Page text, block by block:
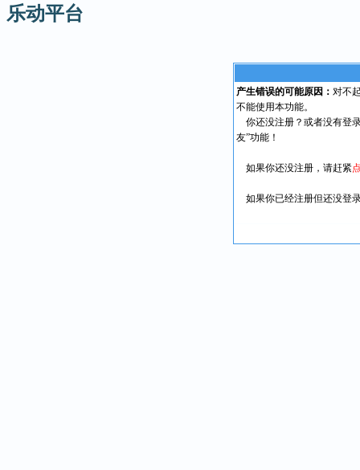
乐动平台
产生错误的可能原因： 对不
不能使用本功能。
你还没注册？或者没有登
友”功能！
如果你还没注册，请赶紧
如果你已经注册但还没登